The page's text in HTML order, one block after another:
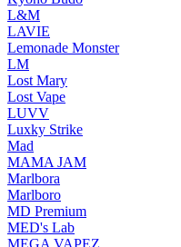
L&M
LAVIE
Lemonade Monster
LM
Lost Mary
Lost Vape
LUVV
Luxky Strike
Mad
MAMA JAM
Marlbora
Marlboro
MD Premium
MED's Lab